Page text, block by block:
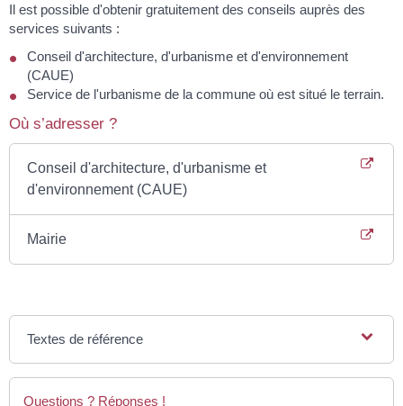
Il est possible d'obtenir gratuitement des conseils auprès des
services suivants :
Conseil d'architecture, d'urbanisme et d'environnement
(CAUE)
Service de l'urbanisme de la commune où est situé le terrain.
Où s’adresser ?
Conseil d'architecture, d'urbanisme et
d'environnement (CAUE)
Mairie
Textes de référence
Questions ? Réponses !